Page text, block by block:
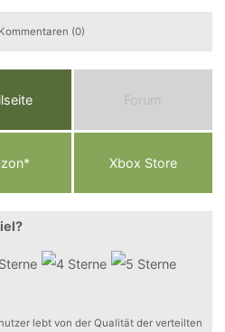
(0)
Forum
zon* Xbox Store
lebt von der Qualität der verteilten